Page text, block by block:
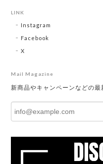
LINK
Instagram
Facebook
X
Mail Magazine
新商品やキャンペーンなどの最